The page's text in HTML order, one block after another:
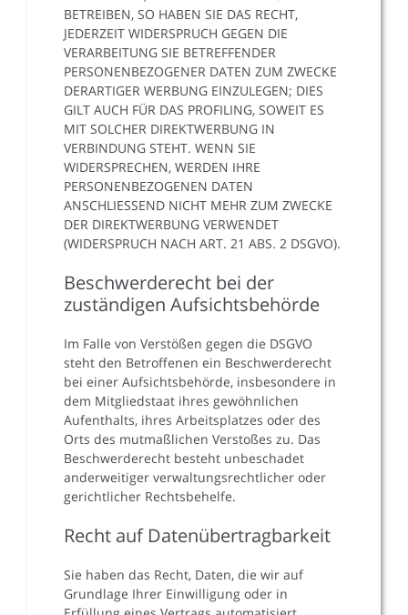
BETREIBEN, SO HABEN SIE DAS RECHT,
JEDERZEIT WIDERSPRUCH GEGEN DIE
VERARBEITUNG SIE BETREFFENDER
PERSONENBEZOGENER DATEN ZUM ZWECKE
DERARTIGER WERBUNG EINZULEGEN; DIES
GILT AUCH FÜR DAS PROFILING, SOWEIT ES
MIT SOLCHER DIREKTWERBUNG IN
VERBINDUNG STEHT. WENN SIE
WIDERSPRECHEN, WERDEN IHRE
PERSONENBEZOGENEN DATEN
ANSCHLIESSEND NICHT MEHR ZUM ZWECKE
DER DIREKTWERBUNG VERWENDET
(WIDERSPRUCH NACH ART. 21 ABS. 2 DSGVO).
Beschwerderecht bei der
zuständigen Aufsichtsbehörde
Im Falle von Verstößen gegen die DSGVO
steht den Betroffenen ein Beschwerderecht
bei einer Aufsichtsbehörde, insbesondere in
dem Mitgliedstaat ihres gewöhnlichen
Aufenthalts, ihres Arbeitsplatzes oder des
Orts des mutmaßlichen Verstoßes zu. Das
Beschwerderecht besteht unbeschadet
anderweitiger verwaltungsrechtlicher oder
gerichtlicher Rechtsbehelfe.
Recht auf Datenübertragbarkeit
Sie haben das Recht, Daten, die wir auf
Grundlage Ihrer Einwilligung oder in